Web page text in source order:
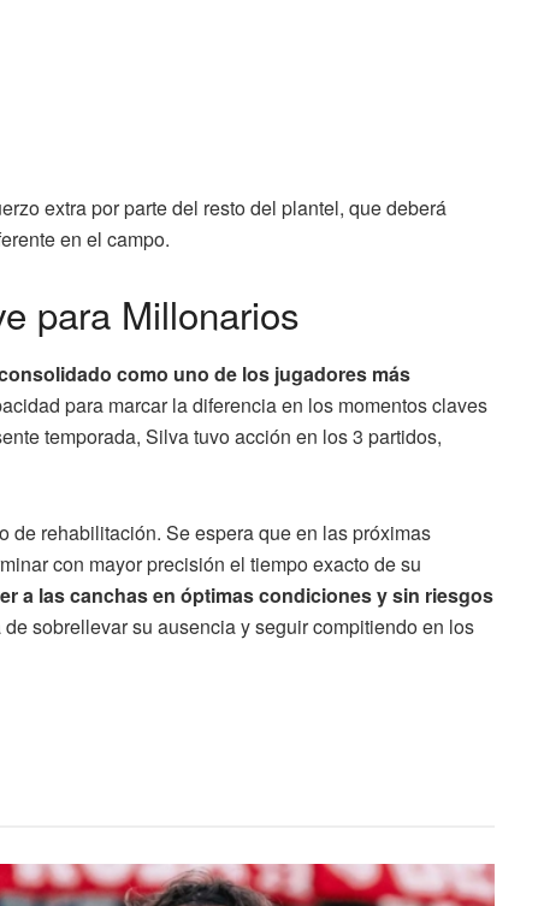
extra por parte del resto del plantel, que deberá
en el campo.
para Millonarios
como uno de los jugadores más
para marcar la diferencia en los momentos claves
temporada, Silva tuvo acción en los 3 partidos,
rehabilitación. Se espera que en las próximas
con mayor precisión el tiempo exacto de su
a las canchas en óptimas condiciones y sin riesgos
sobrellevar su ausencia y seguir compitiendo en los